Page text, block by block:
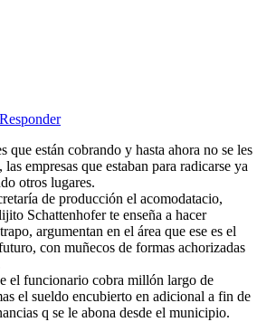
Responder
que están cobrando y hasta ahora no se les
las empresas que estaban para radicarse ya
otros lugares.
de producción el acomodatacio,
Schattenhofer te enseña a hacer
argumentan en el área que ese es el
con muñecos de formas achorizadas
el funcionario cobra millón largo de
el sueldo encubierto en adicional a fin de
q se le abona desde el municipio.